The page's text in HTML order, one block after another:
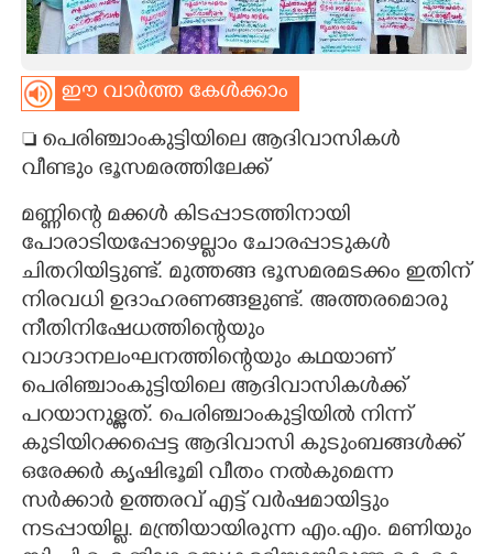
ART
ASTRO
CARTOONS
LITERATURE
ZOOM
CONTACT US
ഈ വാർത്ത കേൾക്കാം
 പെരിഞ്ചാംകുട്ടിയിലെ ആദിവാസികൾ
വീണ്ടും ഭൂസമരത്തിലേക്ക്
മണ്ണിന്റെ മക്കൾ കിടപ്പാടത്തിനായി
പോരാടിയപ്പോഴെല്ലാം ചോരപ്പാടുകൾ
ചിതറിയിട്ടുണ്ട്. മുത്തങ്ങ ഭൂസമരമടക്കം ഇതിന്
നിരവധി ഉദാഹരണങ്ങളുണ്ട്. അത്തരമൊരു
നീതിനിഷേധത്തിന്റെയും
വാഗ്ദാനലംഘനത്തിന്റെയും കഥയാണ്
പെരിഞ്ചാംകുട്ടിയിലെ ആദിവാസികൾക്ക്
പറയാനുള്ളത്. പെരിഞ്ചാംകുട്ടിയിൽ നിന്ന്
കുടിയിറക്കപ്പെട്ട ആദിവാസി കുടുംബങ്ങൾക്ക്
ഒരേക്കർ കൃഷിഭൂമി വീതം നൽകുമെന്ന
സർക്കാർ ഉത്തരവ് എട്ട് വർഷമായിട്ടും
നടപ്പായില്ല. മന്ത്രിയായിരുന്ന എം.എം. മണിയും